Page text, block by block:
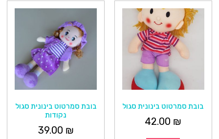
בובת סמרטוט בינונית סגול
42.00 ₪
בובת סמרטוט בינונית סגול
נקודות
39.00 ₪